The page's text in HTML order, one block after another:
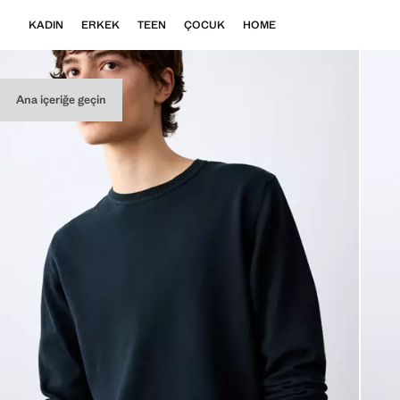
Ana içeriğe geçin
KADIN ERKEK TEEN ÇOCUK HOME